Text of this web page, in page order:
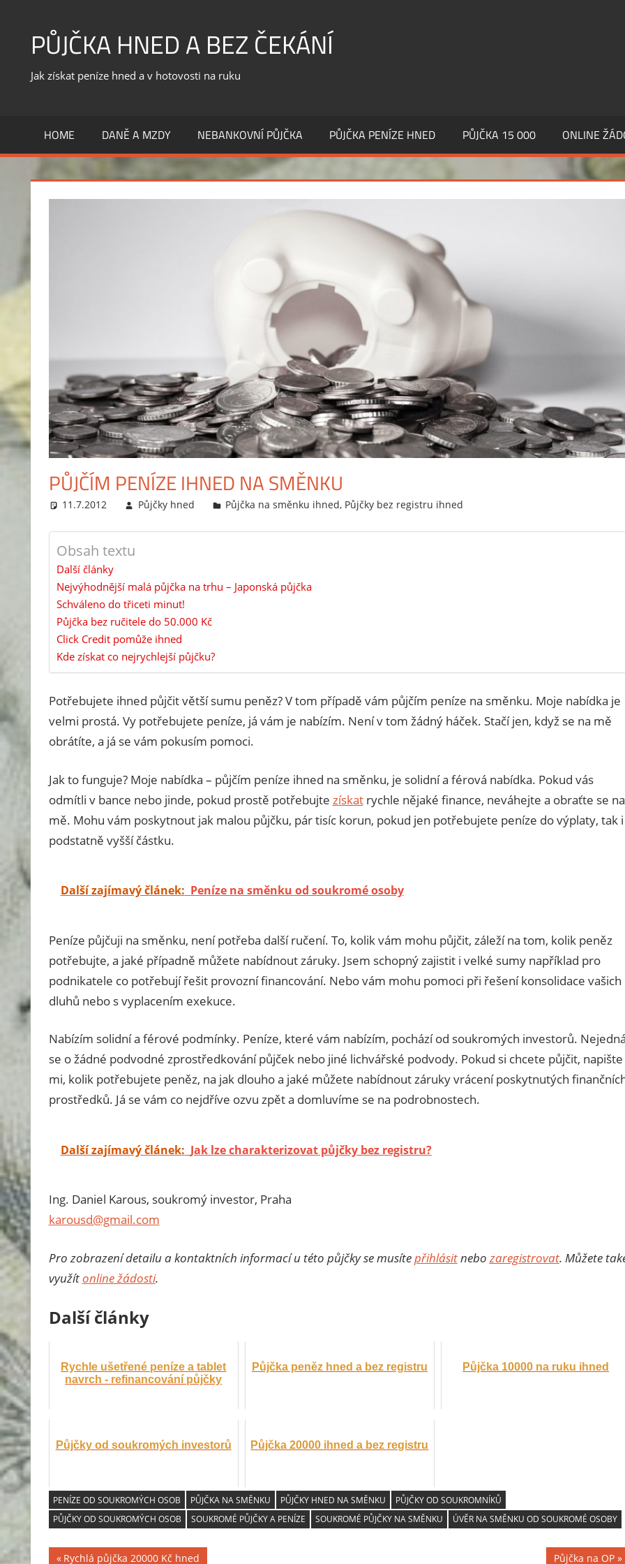
contentPŮJČKA HNED A BEZ ČEKÁNÍ
Jak získat peníze hned a v hotovosti na ruku
HOME DANĚ A MZDY NEBANKOVNÍ PŮJČKA PŮJČKA PENÍZE HNED PŮJČKA 15 000 ONLINE
PŮJČÍM PENÍZE IHNED NA SMĚNKU
11.7.2012 Půjčky hned Půjčka na směnku ihned, Půjčky bez registru ihned
Obsah textu
Další články
Nejvýhodnější malá půjčka na trhu – Japonská půjčka
Schváleno do třiceti minut!
Půjčka bez ručitele do 50.000 Kč
Click Credit pomůže ihned
Kde získat co nejrychlejší půjčku?
Potřebujete ihned půjčit větší sumu peněz? V tom případě vám půjčím peníze na směnku. Moje nabídka je
velmi prostá. Vy potřebujete peníze, já vám je nabízím. Není v tom žádný háček. Stačí jen, když se na mě
obrátíte, a já se vám pokusím pomoci.
Jak to funguje? Moje nabídka – půjčím peníze ihned na směnku, je solidní a férová nabídka. Pokud vás
odmítli v bance nebo jinde, pokud prostě potřebujte získatrychle nějaké finance, neváhejte a obraťte se na
mě. Mohu vám poskytnout jak malou půjčku, pár tisíc korun, pokud jen potřebujete peníze do výplaty, tak i
podstatně vyšší částku.
Další zajímavý článek: Peníze na směnku od soukromé osoby
Peníze půjčuji na směnku, není potřeba další ručení. To, kolik vám mohu půjčit, záleží na tom, kolik peněz
potřebujte, a jaké případně můžete nabídnout záruky. Jsem schopný zajistit i velké sumy například pro
podnikatele co potřebují řešit provozní financování. Nebo vám mohu pomoci při řešení konsolidace vašich
dluhů nebo s vyplacením exekuce.
Nabízím solidní a férové podmínky. Peníze, které vám nabízím, pochází od soukromých investorů.
se o žádné podvodné zprostředkování půjček nebo jiné lichvářské podvody. Pokud si chcete půjčit, napište
mi, kolik potřebujete peněz, na jak dlouho a jaké můžete nabídnout záruky vrácení poskytnutých
prostředků. Já se vám co nejdříve ozvu zpět a domluvíme se na podrobnostech.
Další zajímavý článek: Jak lze charakterizovat půjčky bez registru?
Ing. Daniel Karous, soukromý investor, Praha
karousd@gmail.com
Pro zobrazení detailu a kontaktních informací u této půjčky se musítepřihlásitnebozaregistrovat. Můžete
využítonline žádosti.
Další články
Rychle ušetřené peníze a tablet
navrch - refinancování půjčky
Půjčka peněz hned a bez registru Půjčka 10000 na ruku ihned
Půjčky od soukromých investorů Půjčka 20000 ihned a bez registru
PENÍZE OD SOUKROMÝCH OSOB PŮJČKA NA SMĚNKU PŮJČKY HNED NA SMĚNKU
PŮJČKY OD SOUKROMNÍKŮ
PŮJČKY OD SOUKROMÝCH OSOB
SOUKROMÉ PŮJČKY A PENÍZE SOUKROMÉ PŮJČKY NA SMĚNKU ÚVĚR NA SMĚNKU OD SOUKROMÉ OSOBY
Previous
Rychlá půjčka 20000 Kč hned
Next
Půjčka na OP